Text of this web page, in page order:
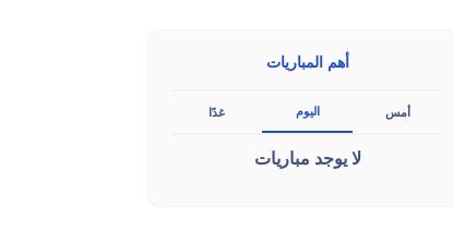
أهم المباريات
أمس اليوم غدًا
لا يوجد مباريات